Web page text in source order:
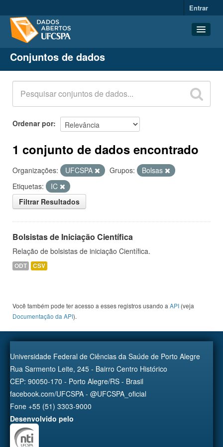
Entrar
Conjuntos de dados
Organizações
Grupos
Sobre
Conjuntos de dados
Ordenar por
1 conjunto de dados encontrado
Organizações: UFCSPA Grupos:
Bolsas
Etiquetas:
IC
Filtrar Resultados
Bolsistas de Iniciação Científica
Relação de bolsistas de iniciação Científica.
ODT CSV
Você também pode ter acesso a esses registros usando a API (veja
Documentação da API).
Universidade Federal de Ciências da Saúde de Porto Alegre
Rua Sarmento Leite, 245 - Bairro Centro Histórico
CEP: 90050-170 - Porto Alegre/RS - Brasil
facebook.com/UFCSPA - @UFCSPA_oficial
Fone +55 (51) 3303-9000
Desenvolvido pelo